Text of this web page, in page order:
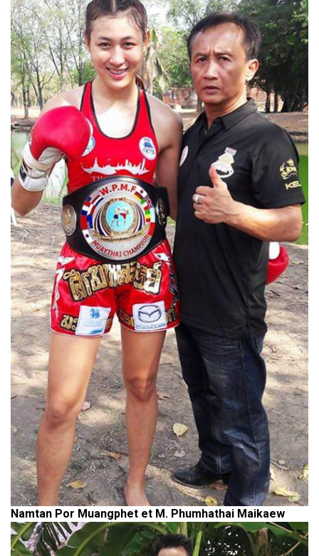
Namtan Por Muangphet et M. Phumhathai Maikaew